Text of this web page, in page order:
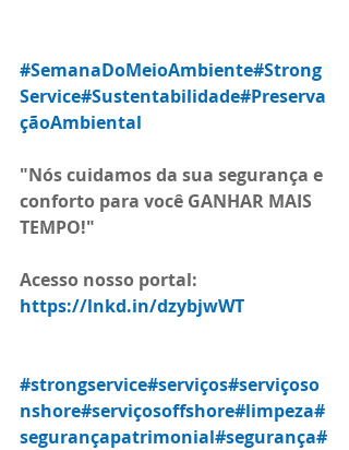
#SemanaDoMeioAmbiente#Strong
Service#Sustentabilidade#Preserva
çãoAmbiental
"Nós cuidamos da sua segurança e
conforto para você GANHAR MAIS
TEMPO!"
Acesso nosso portal:
https://lnkd.in/dzybjwWT
#strongservice#serviços#serviçoso
nshore#serviçosoffshore#limpeza#
segurançapatrimonial#segurança#